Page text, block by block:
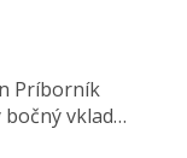
Príborník
bočný vklad